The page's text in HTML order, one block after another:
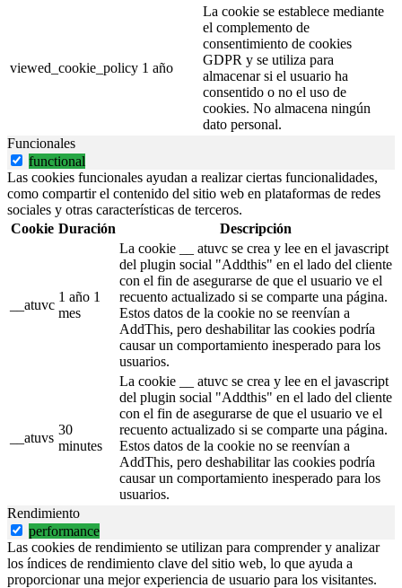
viewed_cookie_policy 1 año
La cookie se establece mediante
el complemento de
consentimiento de cookies
GDPR y se utiliza para
almacenar si el usuario ha
consentido o no el uso de
cookies. No almacena ningún
dato personal.
Funcionales
functional
Las cookies funcionales ayudan a realizar ciertas funcionalidades,
como compartir el contenido del sitio web en plataformas de redes
sociales y otras características de terceros.
Cookie Duración Descripción
__atuvc
1 año 1
mes
La cookie __ atuvc se crea y lee en el javascript
del plugin social "Addthis" en el lado del cliente
con el fin de asegurarse de que el usuario ve el
recuento actualizado si se comparte una página.
Estos datos de la cookie no se reenvían a
AddThis, pero deshabilitar las cookies podría
causar un comportamiento inesperado para los
usuarios.
__atuvs
30
minutes
La cookie __ atuvc se crea y lee en el javascript
del plugin social "Addthis" en el lado del cliente
con el fin de asegurarse de que el usuario ve el
recuento actualizado si se comparte una página.
Estos datos de la cookie no se reenvían a
AddThis, pero deshabilitar las cookies podría
causar un comportamiento inesperado para los
usuarios.
Rendimiento
performance
Las cookies de rendimiento se utilizan para comprender y analizar
los índices de rendimiento clave del sitio web, lo que ayuda a
proporcionar una mejor experiencia de usuario para los visitantes.